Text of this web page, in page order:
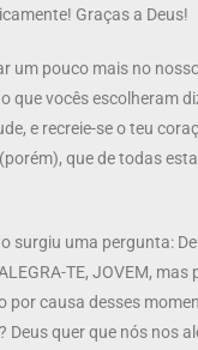
Graças a Deus!
um pouco mais no
que vocês escolheram
e recreie-se o teu
que de todas
surgiu uma pergunta:
TE, JOVEM,
por causa desses
Deus quer que nós nos